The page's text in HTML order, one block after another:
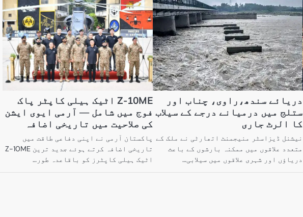
دریائے سندھ،راوی، چناب اور
ستلج میں درمیانے درجے کے سیلاب
کا الرٹ جاری
نیشنل ڈیزاسٹر منیجمنٹ اتھارٹی نے ملک کے
متعدد علاقوں میں ممکنہ بارشوں کے باعث
دریاؤں اور شہری علاقوں میں سیلابی…
Z-10ME اٹیک ہیلی کاپٹر پاک
فوج میں شامل — آرمی ایوی ایشن
کی صلاحیت میں تاریخی اضافہ
پاکستان آرمی نے اپنی دفاعی طاقت میں
تاریخی اضافہ کرتے ہوئے جدید ترین Z-10ME
اٹیک ہیلی کاپٹرز کو باقاعدہ طور…